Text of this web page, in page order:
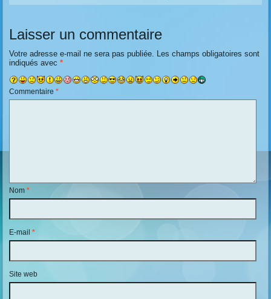
Laisser un commentaire
Votre adresse e-mail ne sera pas publiée. Les champs obligatoires sont
indiqués avec*
Commentaire*
Nom*
E-mail*
Site web